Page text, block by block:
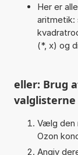
Her er
aritmetik:
(*, x) og
eller: Brug
valglisterne
Vælg den
Ozon
Angiv